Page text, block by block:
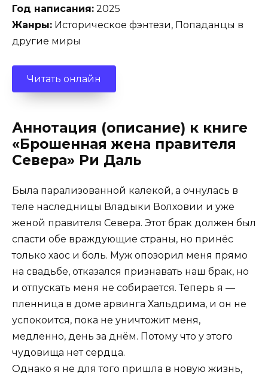
Год написания: 2025
Жанры: Историческое фэнтези, Попаданцы в
другие миры
Читать онлайн
Аннотация (описание) к книге
«Брошенная жена правителя
Севера» Ри Даль
Была парализованной калекой, а очнулась в
теле наследницы Владыки Волховии и уже
женой правителя Севера. Этот брак должен был
спасти обе враждующие страны, но принёс
только хаос и боль. Муж опозорил меня прямо
на свадьбе, отказался признавать наш брак, но
и отпускать меня не собирается. Теперь я —
пленница в доме арвинга Хальдрима, и он не
успокоится, пока не уничтожит меня,
медленно, день за днём. Потому что у этого
чудовища нет сердца.
Однако я не для того пришла в новую жизнь,